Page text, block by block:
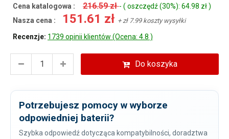
Cena katalogowa : 216.59 zł- ( oszczędź (30%): 64.98 zł )
Nasza cena :
151.61 zł + zł 7.99 koszty wysyłki
Recenzje: 1739 opinii klientów (Ocena: 4.8 )
Do koszyka
Potrzebujesz pomocy w wyborze
odpowiedniej baterii?
Szybka odpowiedź dotycząca kompatybilności, doradztwa